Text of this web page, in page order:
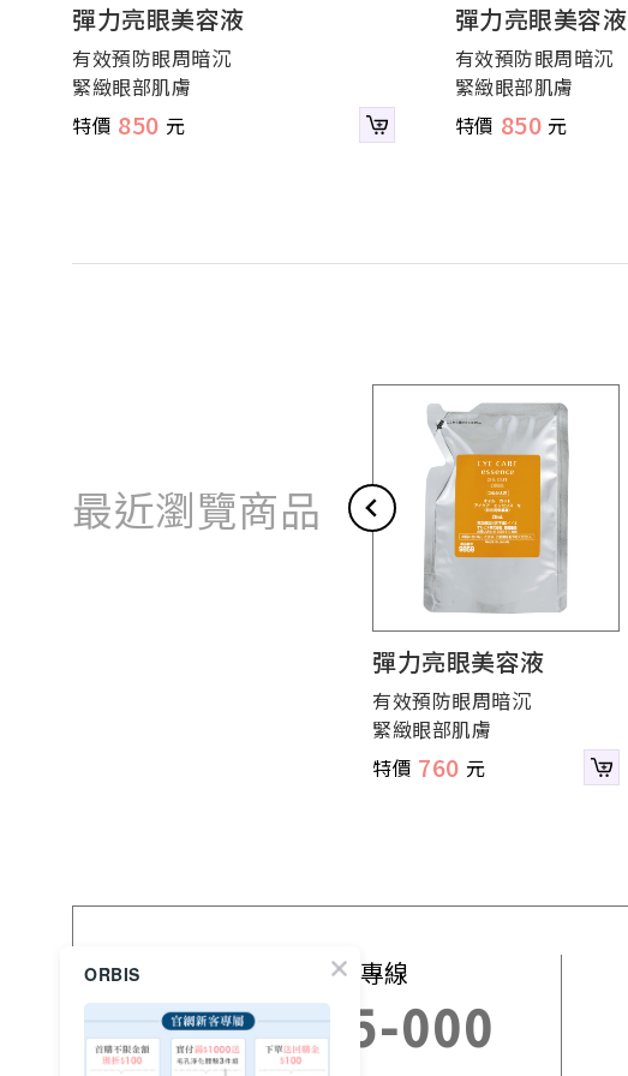
彈力亮眼美容液
有效預防眼周暗沉
緊緻眼部肌膚
850
彈力亮眼美容液
有效預防眼周暗沉
緊緻眼部肌膚
850
最近瀏覽商品
彈力亮眼美容液
有效預防眼周暗沉
緊緻眼部肌膚
760
免付費訂購專線
0800-525-000
ORBIS